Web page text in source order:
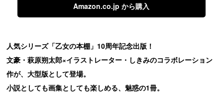
Amazon.co.jp から購入
人気シリーズ「乙女の本棚」10周年記念出版！
文豪・萩原朔太郎×イラストレーター・しきみのコラボレーション
作が、大型版として登場。
小説としても画集としても楽しめる、魅惑の1冊。